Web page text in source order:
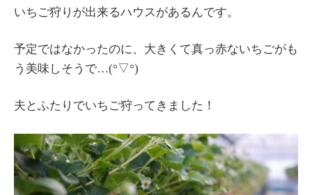
いちご狩りが出来るハウスがあるんです。
予定ではなかったのに、大きくて真っ赤ないちごがも
う美味しそうで…(°▽°)
夫とふたりでいちご狩ってきました！